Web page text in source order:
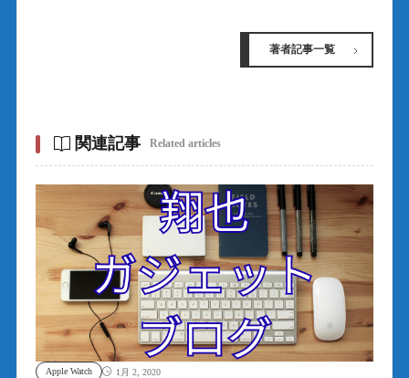
著者記事一覧
関連記事 Related articles
Apple Watch 1月 2, 2020